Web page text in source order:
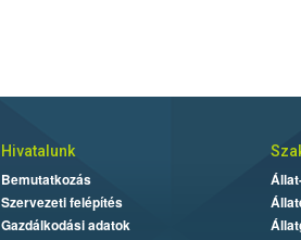
Hivatalunk
Bemutatkozás
Szervezeti felépítés
Gazdálkodási adatok